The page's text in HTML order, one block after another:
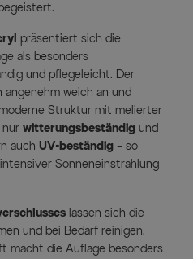
präsentiert sich die
als besonders
und pflegeleicht. Der
weich an und
Struktur mit melierter
nur witterungsbeständig und
auch UV-beständig – so
Sonneneinstrahlung
lassen sich die
und bei Bedarf reinigen.
macht die Auflage besonders